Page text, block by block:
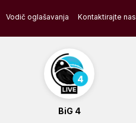
Vodič oglašavanja Kontaktirajte nas
BiG 4